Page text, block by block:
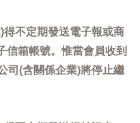
得不定期發送電子報或商
信箱帳號。惟當會員收到
司(含關係企業)將停止繼